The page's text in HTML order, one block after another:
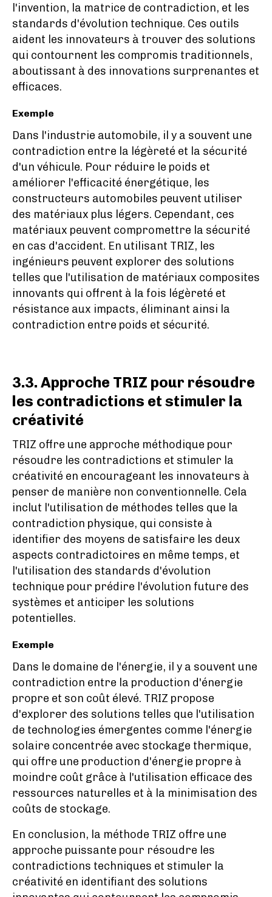
l'invention, la matrice de contradiction, et les
standards d'évolution technique. Ces outils
aident les innovateurs à trouver des solutions
qui contournent les compromis traditionnels,
aboutissant à des innovations surprenantes et
efficaces.
Exemple
Dans l'industrie automobile, il y a souvent une
contradiction entre la légèreté et la sécurité
d'un véhicule. Pour réduire le poids et
améliorer l'efficacité énergétique, les
constructeurs automobiles peuvent utiliser
des matériaux plus légers. Cependant, ces
matériaux peuvent compromettre la sécurité
en cas d'accident. En utilisant TRIZ, les
ingénieurs peuvent explorer des solutions
telles que l'utilisation de matériaux composites
innovants qui offrent à la fois légèreté et
résistance aux impacts, éliminant ainsi la
contradiction entre poids et sécurité.
3.3. Approche TRIZ pour résoudre
les contradictions et stimuler la
créativité
TRIZ offre une approche méthodique pour
résoudre les contradictions et stimuler la
créativité en encourageant les innovateurs à
penser de manière non conventionnelle. Cela
inclut l'utilisation de méthodes telles que la
contradiction physique, qui consiste à
identifier des moyens de satisfaire les deux
aspects contradictoires en même temps, et
l'utilisation des standards d'évolution
technique pour prédire l'évolution future des
systèmes et anticiper les solutions
potentielles.
Exemple
Dans le domaine de l'énergie, il y a souvent une
contradiction entre la production d'énergie
propre et son coût élevé. TRIZ propose
d'explorer des solutions telles que l'utilisation
de technologies émergentes comme l'énergie
solaire concentrée avec stockage thermique,
qui offre une production d'énergie propre à
moindre coût grâce à l'utilisation efficace des
ressources naturelles et à la minimisation des
coûts de stockage.
En conclusion, la méthode TRIZ offre une
approche puissante pour résoudre les
contradictions techniques et stimuler la
créativité en identifiant des solutions